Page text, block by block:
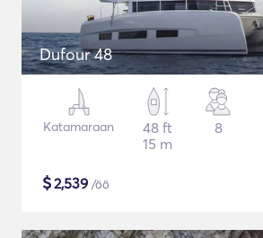
Dufour 48
Katamaraan
48 ft
15 m
8
$2,539 /öö